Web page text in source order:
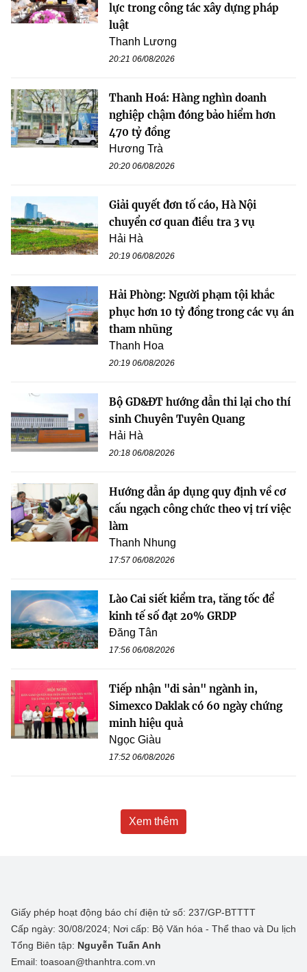
lực trong công tác xây dựng pháp
luật
Thanh Lương
20:21 06/08/2026
Thanh Hoá: Hàng nghìn doanh
nghiệp chậm đóng bảo hiểm hơn
470 tỷ đồng
Hương Trà
20:20 06/08/2026
Giải quyết đơn tố cáo, Hà Nội
chuyển cơ quan điều tra 3 vụ
Hải Hà
20:19 06/08/2026
Hải Phòng: Người phạm tội khắc
phục hơn 10 tỷ đồng trong các vụ án
tham nhũng
Thanh Hoa
20:19 06/08/2026
Bộ GD&ĐT hướng dẫn thi lại cho thí
sinh Chuyên Tuyên Quang
Hải Hà
20:18 06/08/2026
Hướng dẫn áp dụng quy định về cơ
cấu ngạch công chức theo vị trí việc
làm
Thanh Nhung
17:57 06/08/2026
Lào Cai siết kiểm tra, tăng tốc để
kinh tế số đạt 20% GRDP
Đăng Tân
17:56 06/08/2026
Tiếp nhận "di sản" ngành in,
Simexco Daklak có 60 ngày chứng
minh hiệu quả
Ngọc Giàu
17:52 06/08/2026
Xem thêm
Giấy phép hoạt động báo chí điện tử số: 237/GP-BTTTT
Cấp ngày: 30/08/2024; Nơi cấp: Bộ Văn hóa - Thể thao và Du lịch
Tổng Biên tập: Nguyễn Tuấn Anh
Email: toasoan@thanhtra.com.vn